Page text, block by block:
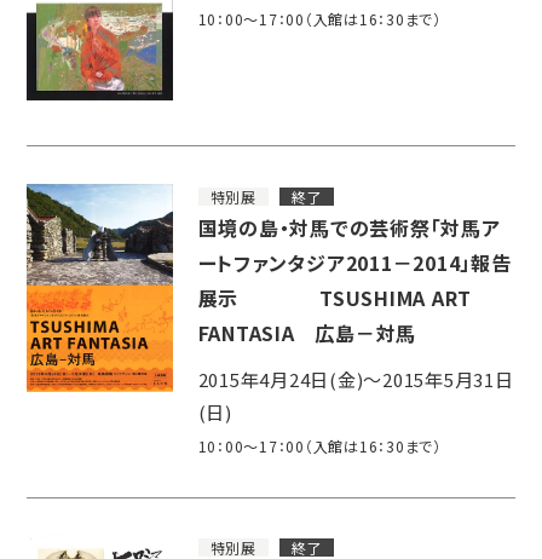
10：00～17：00（入館は16：30まで）
特別展 終了
国境の島・対馬での芸術祭「対馬ア
ートファンタジア2011－2014」報告
展示 TSUSHIMA ART
FANTASIA 広島－対馬
2015年4月24日(金)～2015年5月31日
(日)
10：00～17：00（入館は16：30まで）
特別展 終了